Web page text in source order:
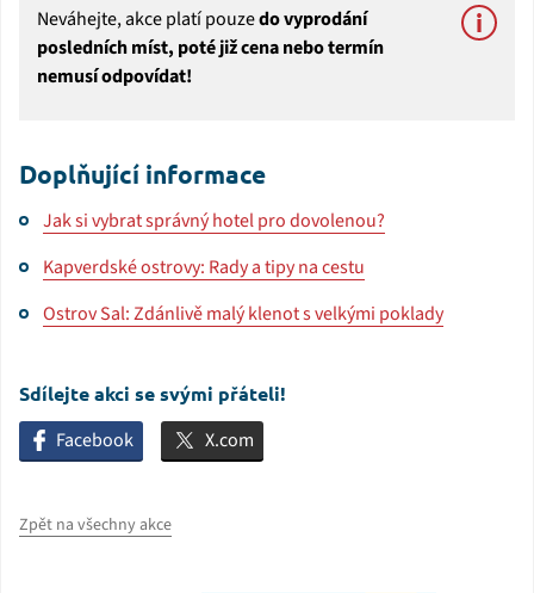
Neváhejte, akce platí pouzedo vyprodání
posledních míst, poté již cena nebo termín
nemusí odpovídat!
Doplňující informace
Jak si vybrat správný hotel pro dovolenou?
Kapverdské ostrovy: Rady a tipy na cestu
Ostrov Sal: Zdánlivě malý klenot s velkými poklady
Sdílejte akci se svými přáteli!
Facebook X.com
Zpět na všechny akce